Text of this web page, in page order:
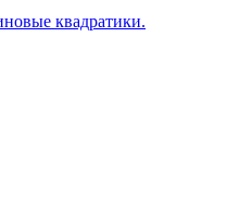
квадратики.